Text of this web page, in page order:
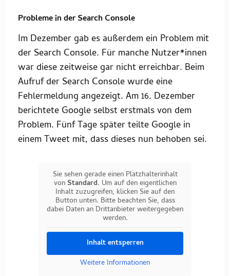
Probleme in der Search Console
Im Dezember gab es außerdem ein Problem mit
der Search Console. Für manche Nutzer*innen
war diese zeitweise gar nicht erreichbar. Beim
Aufruf der Search Console wurde eine
Fehlermeldung angezeigt. Am 16. Dezember
berichtete Google selbst erstmals von dem
Problem. Fünf Tage später teilte Google in
einem Tweet mit, dass dieses nun behoben sei.
Sie sehen gerade einen Platzhalterinhalt
von Standard. Um auf den eigentlichen
Inhalt zuzugreifen, klicken Sie auf den
Button unten. Bitte beachten Sie, dass
dabei Daten an Drittanbieter weitergegeben
werden.
Inhalt entsperren
Weitere Informationen